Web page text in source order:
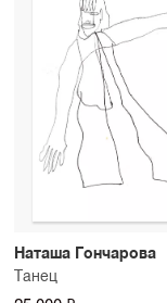
Наташа Гончарова
Танец